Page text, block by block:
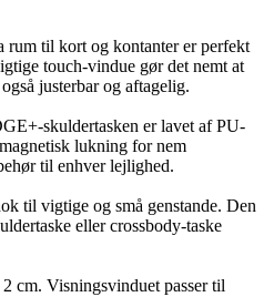
rum til kort og kontanter er perfekt
touch-vindue gør det nemt at
justerbar og aftagelig.
skuldertasken er lavet af PU-
lukning for nem
til enhver lejlighed.
til vigtige og små genstande. Den
eller crossbody-taske
cm. Visningsvinduet passer til